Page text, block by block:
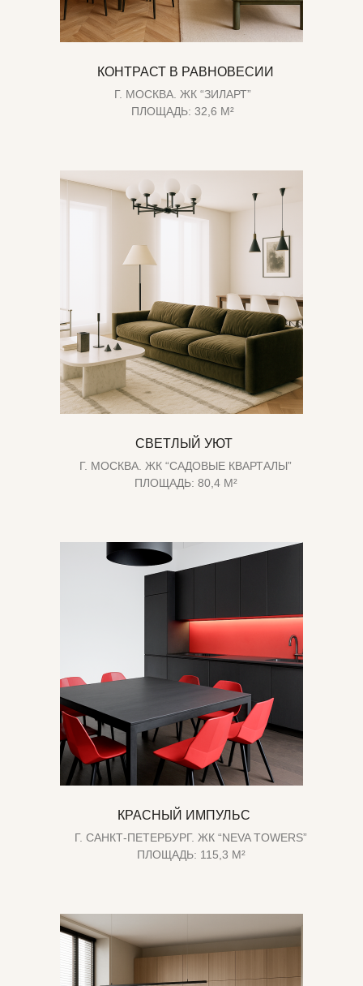
КОНТРАСТ В РАВНОВЕСИИ
Г. МОСКВА. ЖК “ЗИЛАРТ”
ПЛОЩАДЬ: 32,6 М²
СВЕТЛЫЙ УЮТ
Г. МОСКВА. ЖК “САДОВЫЕ КВАРТАЛЫ”
ПЛОЩАДЬ: 80,4 М²
КРАСНЫЙ ИМПУЛЬС
Г. САНКТ-ПЕТЕРБУРГ. ЖК “NEVA TOWERS”
ПЛОЩАДЬ: 115,3 М²